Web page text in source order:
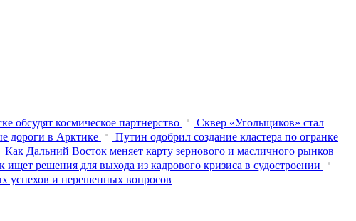
обсудят космическое партнерство
Сквер «Угольщиков» стал
дороги в Арктике
Путин одобрил создание кластера по огранке
Как Дальний Восток меняет карту зернового и масличного рынков
решения для выхода из кадрового кризиса в судостроении
успехов и нерешенных вопросов